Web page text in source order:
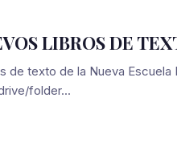
LIBROS DE
de texto de la Nueva
folder...